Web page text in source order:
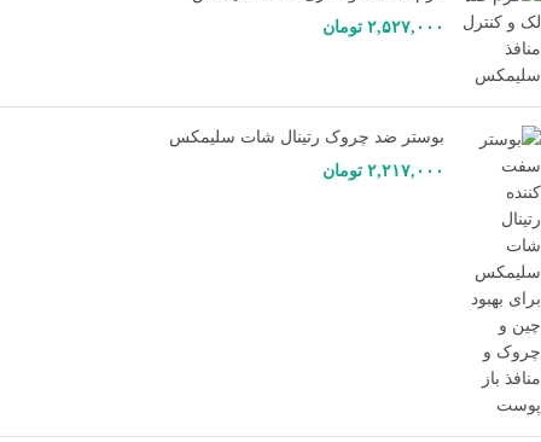
۲,۵۲۷,۰۰۰ تومان
بوستر ضد چروک رتینال شات سلیمکس
۲,۲۱۷,۰۰۰ تومان